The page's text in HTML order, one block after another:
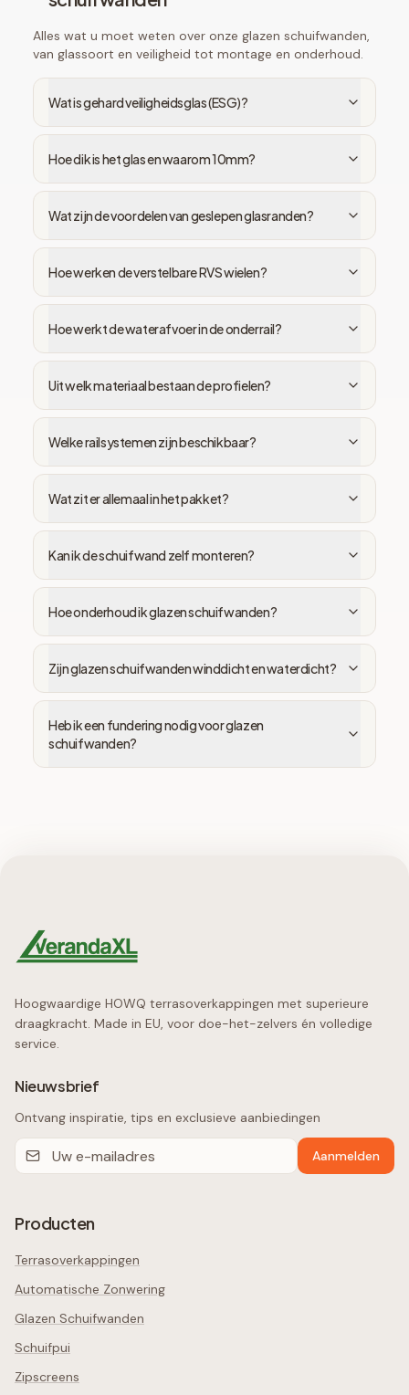
Alles wat u moet weten over onze glazen schuifwanden,
van glassoort en veiligheid tot montage en onderhoud.
Wat is gehard veiligheidsglas (ESG)?
Hoe dik is het glas en waarom 10mm?
Wat zijn de voordelen van geslepen glasranden?
Hoe werken de verstelbare RVS wielen?
Hoe werkt de waterafvoer in de onderrail?
Uit welk materiaal bestaan de profielen?
Welke railsystemen zijn beschikbaar?
Wat zit er allemaal in het pakket?
Kan ik de schuifwand zelf monteren?
Hoe onderhoud ik glazen schuifwanden?
Zijn glazen schuifwanden winddicht en waterdicht?
Heb ik een fundering nodig voor glazen
schuifwanden?
Hoogwaardige HOWQ terrasoverkappingen met superieure
draagkracht. Made in EU, voor doe-het-zelvers én volledige
service.
Nieuwsbrief
Ontvang inspiratie, tips en exclusieve aanbiedingen
Aanmelden
Producten
Terrasoverkappingen
Automatische Zonwering
Glazen Schuifwanden
Schuifpui
Zipscreens